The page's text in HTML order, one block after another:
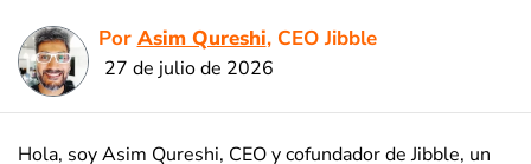
Por Asim Qureshi, CEO Jibble
27 de julio de 2026
Hola, soy Asim Qureshi, CEO y cofundador de Jibble, un